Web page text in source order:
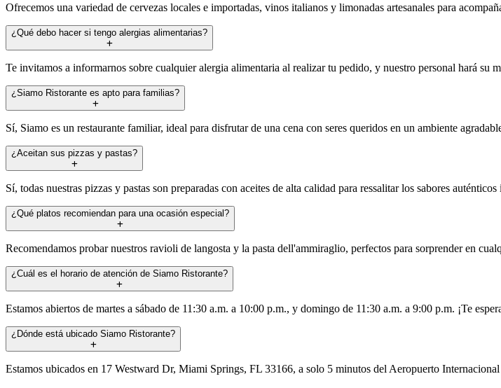
Ofrecemos una variedad de cervezas locales e importadas, vinos italianos y limonadas artesanales para
¿Qué debo hacer si tengo alergias alimentarias?
Te invitamos a informarnos sobre cualquier alergia alimentaria al realizar tu pedido, y nuestro personal hará su
¿Siamo Ristorante es apto para familias?
Sí, Siamo es un restaurante familiar, ideal para disfrutar de una cena con seres queridos en un ambiente
¿Aceitan sus pizzas y pastas?
Sí, todas nuestras pizzas y pastas son preparadas con aceites de alta calidad para ressalitar los sabores auténticos
¿Qué platos recomiendan para una ocasión especial?
Recomendamos probar nuestros ravioli de langosta y la pasta dell'ammiraglio, perfectos para sorprender en
¿Cuál es el horario de atención de Siamo Ristorante?
Estamos abiertos de martes a sábado de 11:30 a.m. a 10:00 p.m., y domingo de 11:30 a.m. a 9:00 p.m. ¡Te
¿Dónde está ubicado Siamo Ristorante?
Estamos ubicados en 17 Westward Dr, Miami Springs, FL 33166, a solo 5 minutos del Aeropuerto